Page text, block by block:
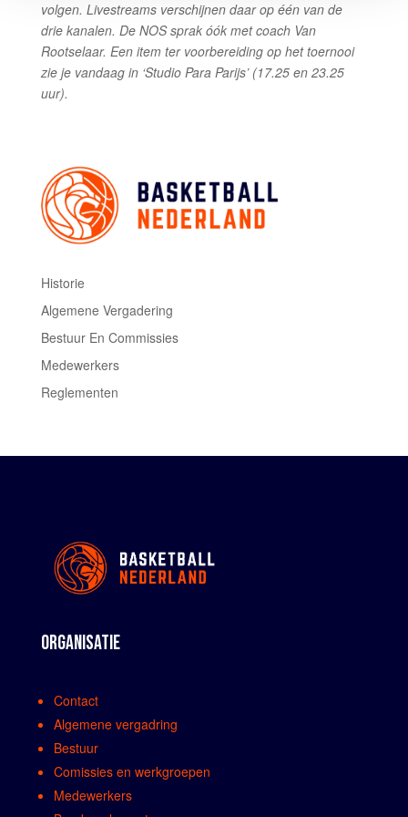
volgen. Livestreams verschijnen daar op één van de
drie kanalen. De NOS sprak óók met coach Van
Rootselaar. Een item ter voorbereiding op het toernooi
zie je vandaag in ‘Studio Para Parijs’ (17.25 en 23.25
uur).
Historie
Algemene Vergadering
Bestuur En Commissies
Medewerkers
Reglementen
ORGANISATIE
Contact
Algemene vergadring
Bestuur
Comissies en werkgroepen
Medewerkers